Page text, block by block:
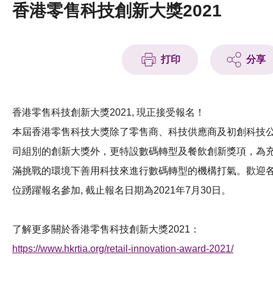
獎項
科技分享
會籍
香港零售科技創新大獎2021
打印 分享
香港零售科技創新大獎2021, 現正接受報名！
本屆香港零售科技大獎除了零售商、科技供應商及初創科技
司組別的創新大獎外，更特設數碼轉型及餐飲創新獎項，為
滿挑戰的環境下善用科技來進行數碼轉型的機構打氣。歡迎
位踴躍報名參加, 截止報名日期為2021年7月30日。
了解更多關於香港零售科技創新大獎2021：
https://www.hkrtia.org/retail-innovation-award-2021/